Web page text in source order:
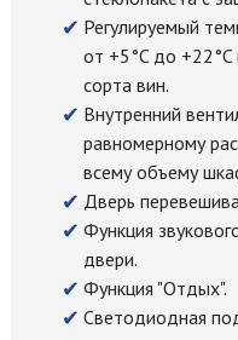
Регулируемый
от +5°C до
сорта вин.
Внутренний
равномерному
всему объему
Дверь
Функция
двери.
Функция "Отдых".
Светодиодная